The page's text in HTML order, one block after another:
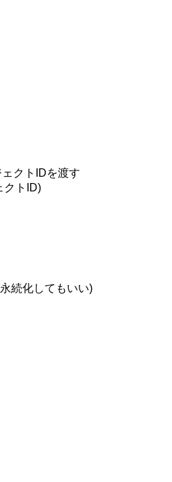
クトIDを渡す
クトID)
続化してもいい)